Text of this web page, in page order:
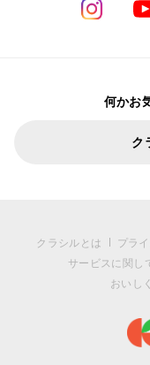
何かお
ク
クラシルとは プラ
サービスに関し
おいし